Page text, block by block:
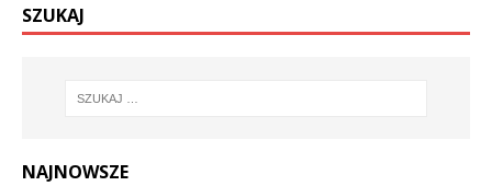
SZUKAJ
NAJNOWSZE